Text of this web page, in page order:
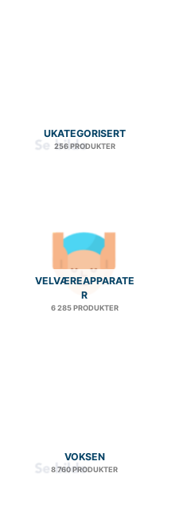
UKATEGORISERT
256 PRODUKTER
VELVÆREAPPARATE
R
6 285 PRODUKTER
VOKSEN
8 760 PRODUKTER